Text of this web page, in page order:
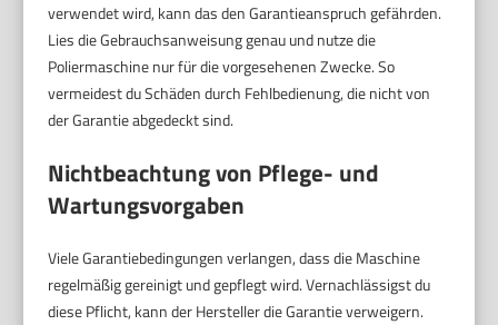
verwendet wird, kann das den Garantieanspruch gefährden.
Lies die Gebrauchsanweisung genau und nutze die
Poliermaschine nur für die vorgesehenen Zwecke. So
vermeidest du Schäden durch Fehlbedienung, die nicht von
der Garantie abgedeckt sind.
Nichtbeachtung von Pflege- und
Wartungsvorgaben
Viele Garantiebedingungen verlangen, dass die Maschine
regelmäßig gereinigt und gepflegt wird. Vernachlässigst du
diese Pflicht, kann der Hersteller die Garantie verweigern.